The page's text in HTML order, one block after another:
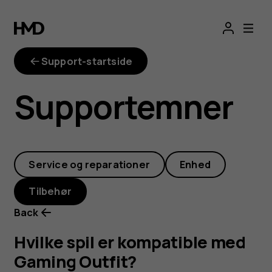
Hvilke
spil
er
kompatible
med
Gaming
Outfit?
Support-startside
Supportemner
Service og reparationer Enhed
Tilbehør
Back
Hvilke spil er kompatible med
Gaming Outfit?